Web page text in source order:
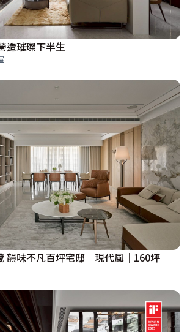
造璀璨下半生
韻味不凡百坪宅邸｜現代風｜160坪